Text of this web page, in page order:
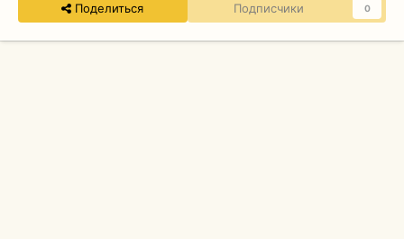
Поделиться Подписчики 0